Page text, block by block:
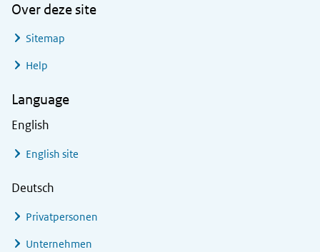
Over deze site
Sitemap
Help
Language
English
English site
Deutsch
Privatpersonen
Unternehmen